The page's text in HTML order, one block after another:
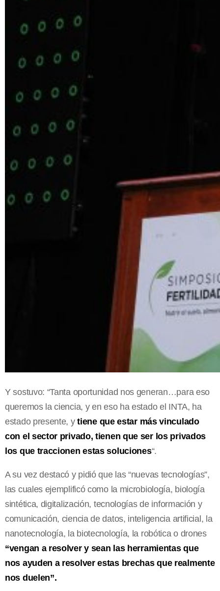
Y sostuvo: “Tanta oportunidad nos generan…para eso
queremos la ciencia, y en eso ha estado el INTA, ha
estado presente, ytiene que estar más vinculado
con el sector privado, tienen que ser los privados
los que traccionen estas soluciones“.
A su vez destacó y pidió que las “nuevas tecnologías”,
las cuales ejemplificó como la microbiología, biología
sintética, digitalización, tecnologías de información y
comunicación, ciencia de datos, inteligencia artificial, la
nanotecnología, la biotecnología, la robótica o drones
“vengan a resolver y sean las herramientas que
nos ayuden a resolver estas brechas que realmente
nos duelen”.